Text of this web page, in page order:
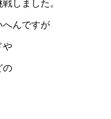
しました。
へんですが
や
の